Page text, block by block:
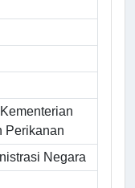
Perikanan
Negara